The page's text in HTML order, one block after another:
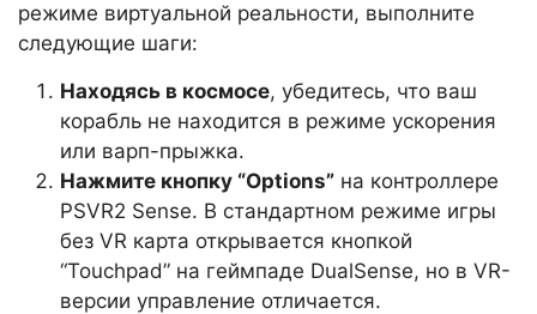
режиме виртуальной реальности, выполните
следующие шаги:
Находясь в космосе, убедитесь, что ваш
корабль не находится в режиме ускорения
или варп-прыжка.
Нажмите кнопку “Options” на контроллере
PSVR2 Sense. В стандартном режиме игры
без VR карта открывается кнопкой
“Touchpad” на геймпаде DualSense, но в VR-
версии управление отличается.